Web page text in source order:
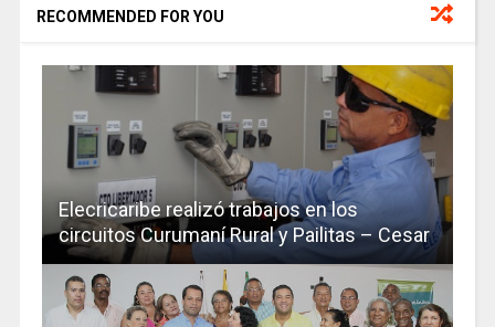
RECOMMENDED FOR YOU
Elecricaribe realizó trabajos en los
circuitos Curumaní Rural y Pailitas – Cesar